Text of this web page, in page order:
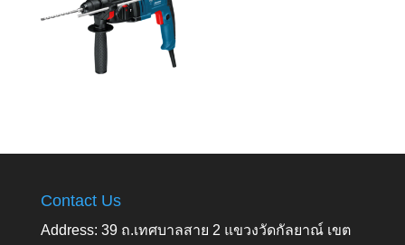
Contact Us
Address: 39 ถ.เทศบาลสาย 2 แขวงวัดกัลยาณ์ เขต